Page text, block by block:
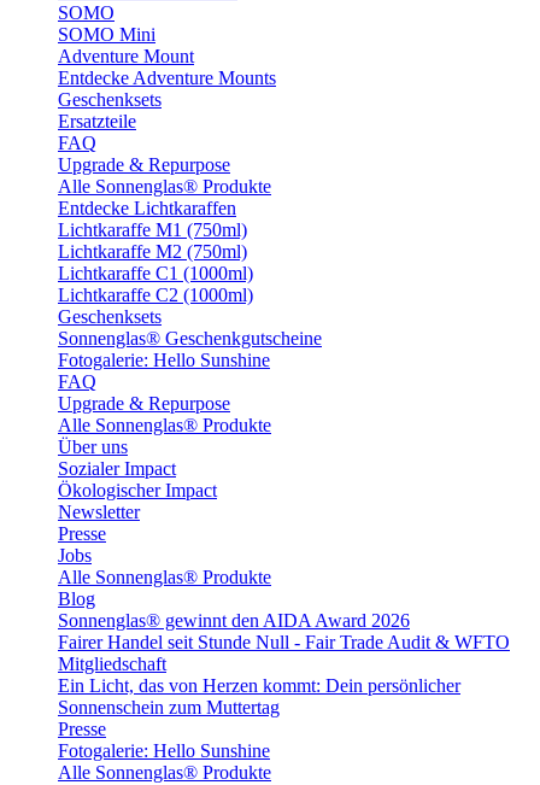
SOMO
SOMO Mini
Adventure Mount
Entdecke Adventure Mounts
Geschenksets
Ersatzteile
FAQ
Upgrade & Repurpose
Alle Sonnenglas® Produkte
Entdecke Lichtkaraffen
Lichtkaraffe M1 (750ml)
Lichtkaraffe M2 (750ml)
Lichtkaraffe C1 (1000ml)
Lichtkaraffe C2 (1000ml)
Geschenksets
Sonnenglas® Geschenkgutscheine
Fotogalerie: Hello Sunshine
FAQ
Upgrade & Repurpose
Alle Sonnenglas® Produkte
Über uns
Sozialer Impact
Ökologischer Impact
Newsletter
Presse
Jobs
Alle Sonnenglas® Produkte
Blog
Sonnenglas® gewinnt den AIDA Award 2026
Fairer Handel seit Stunde Null - Fair Trade Audit & WFTO
Mitgliedschaft
Ein Licht, das von Herzen kommt: Dein persönlicher
Sonnenschein zum Muttertag
Presse
Fotogalerie: Hello Sunshine
Alle Sonnenglas® Produkte